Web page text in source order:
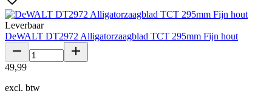
Leverbaar
DeWALT DT2972 Alligatorzaagblad TCT 295mm Fijn hout
49,99
excl. btw